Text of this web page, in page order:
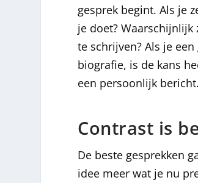
gesprek begint. Als je
je doet?
te schrijven? Als je
biografie, is de kans
een persoonlijk bericht.
Contrast is
De beste gesprekken
idee meer wat je nu